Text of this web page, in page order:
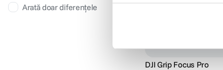
Arată doar diferențele
DJI Grip Focus Pro